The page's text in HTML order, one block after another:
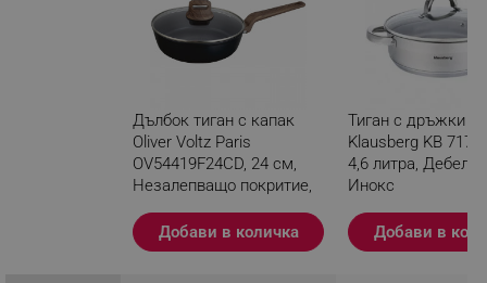
Дълбок тиган с капак
Oliver Voltz Paris
OV54419F24CD, 24 см,
Незалепващо покритие,
Индукция, Черен
Разглеждате този
Добави в количка
Тиган с дръжки и
Klausberg KB
4,6 литра, Дебело
Инокс
Добави в